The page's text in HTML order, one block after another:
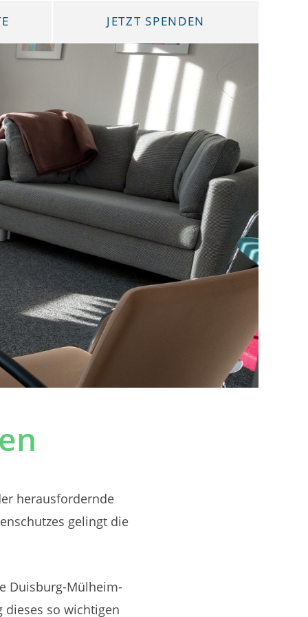
JETZT SPENDEN
herausfordernde
gelingt die
Duisburg-Mülheim-
dieses so wichtigen